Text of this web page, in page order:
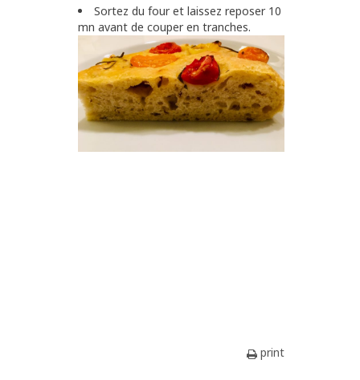
Sortez du four et laissez reposer 10
mn avant de couper en tranches.
print